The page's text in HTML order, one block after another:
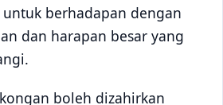
berhadapan dengan
dan harapan besar yang
boleh dizahirkan